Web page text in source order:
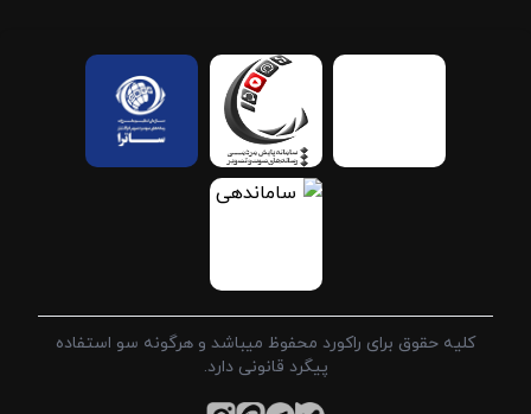
کلیه حقوق برای راکورد محفوظ میباشد و هرگونه سو استفاده
پیگرد قانونی دارد.